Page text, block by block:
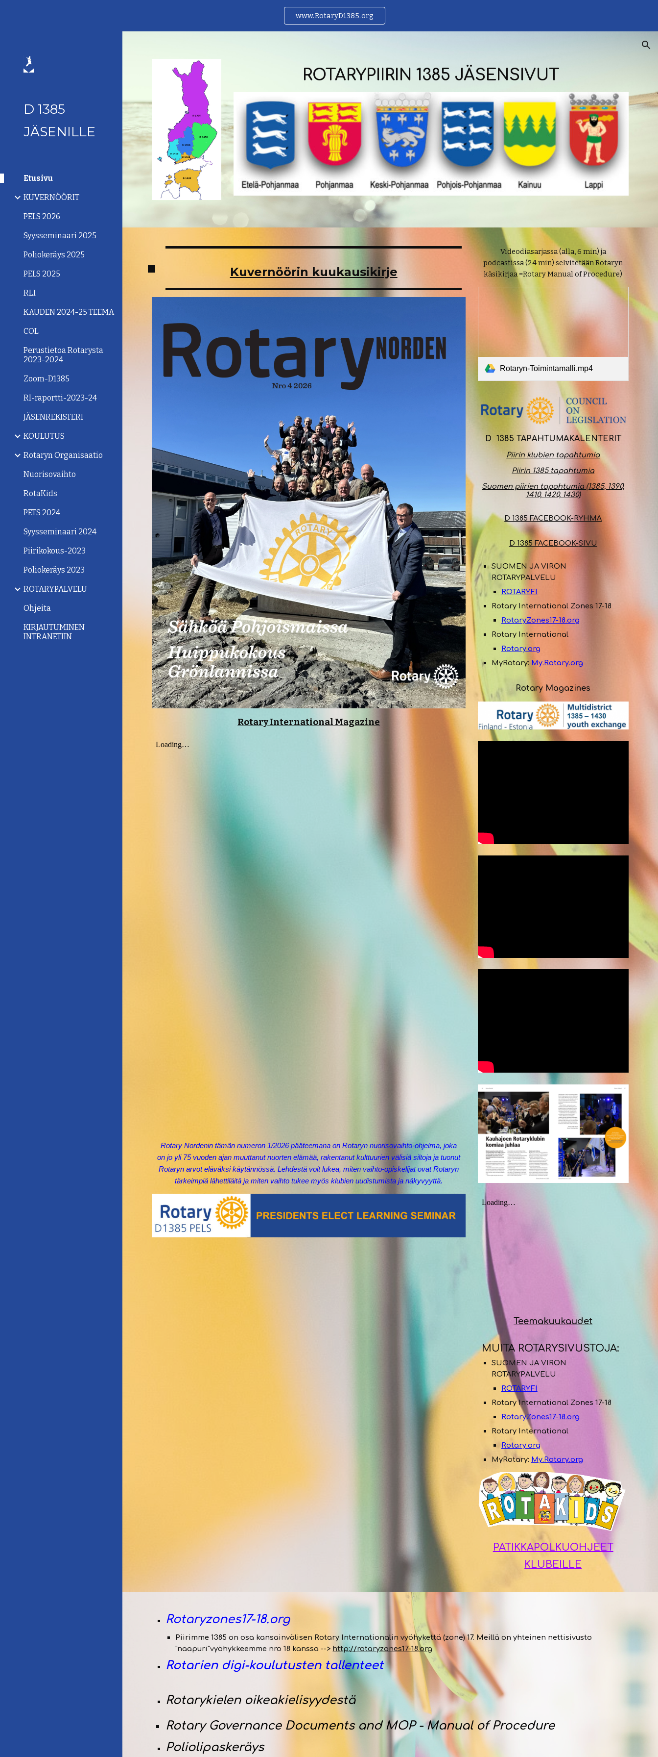
www.RotaryD1385.org
D 1385
JÄSENILLE
Etusivu
KUVERNÖÖRIT
PELS 2026
Syysseminaari 2025
Poliokeräys 2025
PELS 2025
RLI
KAUDEN 2024-25 TEEMA
COL
Perustietoa Rotarysta
2023-2024
Zoom-D1385
RI-raportti-2023-24
JÄSENREKISTERI
KOULUTUS
Rotaryn Organisaatio
Nuorisovaihto
RotaKids
PETS 2024
Syysseminaari 2024
Piirikokous-2023
Poliokeräys 2023
ROTARYPALVELU
Ohjeita
KIRJAUTUMINEN
INTRANETIIN
ROTARYPIIRIN 1385 JÄSENSIVUT
Kuvernöörin kuukausikirje
Rotary International Magazine
Rotary Nordenin tämän numeron 1/2026 pääteemana on Rotaryn nuorisovaihto-ohjelma, joka
on jo yli 75 vuoden ajan muuttanut nuorten elämää, rakentanut kulttuurien välisiä siltoja ja tuonut
Rotaryn arvot eläväksi käytännössä. Lehdestä voit lukea, miten vaihto-opiskelijat ovat Rotaryn
tärkeimpiä lähettiläitä ja miten vaihto tukee myös klubien uudistumista ja näkyvyyttä.
Videodiasarjassa (alla, 6 min) ja
podcastissa (24 min) selvitetäänRotaryn
käsikirjaa =Rotary Manual of Procedure)
Rotaryn-Toimintamalli.mp4
D 1385 TAPAHTUMAKALENTERIT
Piirin klubien tapahtumia
Piirin 1385 tapahtumia
Suomen piirien tapahtumia (1385, 1390,
1410, 1420, 1430)
D 1385 FACEBOOK-RYHMÄ
D 1385 FACEBOOK-SIVU
SUOMEN JA VIRON
ROTARYPALVELU
ROTARY.FI
Rotary International Zones 17-18
RotaryZones17-18.org
Rotary International
Rotary.org
MyRotary: My.Rotary.org
Rotary Magazines
Teemakuukaudet
MUITA ROTARYSIVUSTOJA:
SUOMEN JA VIRON
ROTARYPALVELU
ROTARY.FI
Rotary International Zones 17-18
RotaryZones17-18.org
Rotary International
Rotary.org
MyRotary: My.Rotary.org
PATIKKAPOLKUOHJEET
KLUBEILLE
Rotaryzones17-18.org
Piirimme 1385 on osa kansainvälisen Rotary Internationalin vyöhykettä (zone) 17. Meillä on yhteinen nettisivusto
"naapuri"vyöhykkeemme nro 18 kanssa --> http://rotaryzones17-18.org
Rotarien digi-koulutusten tallenteet
Rotarykielen oikeakielisyydestä
Rotary Governance DocumentsandMOP - Manual of Procedure
Poliolipaskeräys